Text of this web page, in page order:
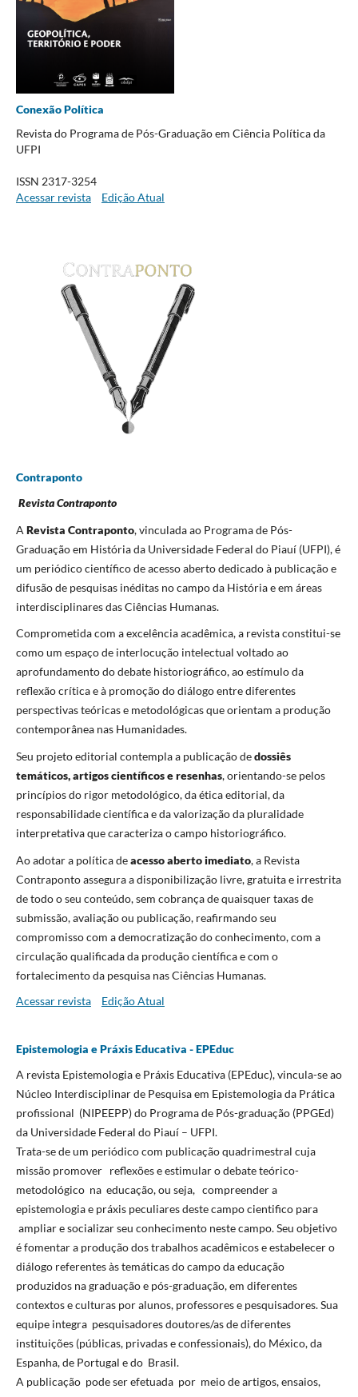
Conexão Política
Revista do Programa de Pós-Graduação em Ciência Política da
UFPI
ISSN 2317-3254
Acessar revista
Edição Atual
Contraponto
Revista Contraponto
A Revista Contraponto, vinculada ao Programa de Pós-
Graduação em História da Universidade Federal do Piauí (UFPI), é
um periódico científico de acesso aberto dedicado à publicação e
difusão de pesquisas inéditas no campo da História e em áreas
interdisciplinares das Ciências Humanas.
Comprometida com a excelência acadêmica, a revista constitui-se
como um espaço de interlocução intelectual voltado ao
aprofundamento do debate historiográfico, ao estímulo da
reflexão crítica e à promoção do diálogo entre diferentes
perspectivas teóricas e metodológicas que orientam a produção
contemporânea nas Humanidades.
Seu projeto editorial contempla a publicação dedossiês
temáticos, artigos científicos e resenhas, orientando-se pelos
princípios do rigor metodológico, da ética editorial, da
responsabilidade científica e da valorização da pluralidade
interpretativa que caracteriza o campo historiográfico.
Ao adotar a política deacesso aberto imediato, a Revista
Contraponto assegura a disponibilização livre, gratuita e irrestrita
de todo o seu conteúdo, sem cobrança de quaisquer taxas de
submissão, avaliação ou publicação, reafirmando seu
compromisso com a democratização do conhecimento, com a
circulação qualificada da produção científica e com o
fortalecimento da pesquisa nas Ciências Humanas.
Acessar revista
Edição Atual
Epistemologia e Práxis Educativa - EPEduc
A revista Epistemologia e Práxis Educativa (EPEduc), vincula-se ao
Núcleo Interdisciplinar de Pesquisa em Epistemologia da Prática
profissional (NIPEEPP) do Programa de Pós-graduação (PPGEd)
da Universidade Federal do Piauí – UFPI.
Trata-se de um periódico com publicação quadrimestral cuja
missão promover reflexões e estimular o debate teórico-
metodológico na educação, ou seja, compreender a
epistemologia e práxis peculiares deste campo cientifico para
ampliar e socializar seu conhecimento neste campo. Seu objetivo
é fomentar a produção dos trabalhos acadêmicos e estabelecer o
diálogo referentes às temáticas do campo da educação
produzidos na graduação e pós-graduação, em diferentes
contextos e culturas por alunos, professores e pesquisadores. Sua
equipe integra pesquisadores doutores/as de diferentes
instituições (públicas, privadas e confessionais), do México, da
Espanha, de Portugal e do Brasil.
A publicação pode ser efetuada por meio de artigos, ensaios,